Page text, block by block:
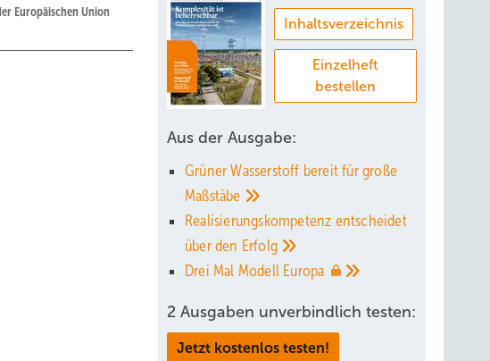
Europäischen Union
veröffentlichten.
Inhaltsverzeichnis
Einzelheft
bestellen
Aus der Ausgabe:
Grüner Wasserstoff bereit für große
Maßstäbe
Realisierungskompetenz entscheidet
über den Erfolg
Drei Mal Modell Europa
2 Ausgaben unverbindlich testen:
Jetzt kostenlos testen!